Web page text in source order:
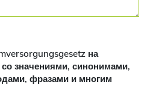
на
значениями, синонимами,
фразами и многим